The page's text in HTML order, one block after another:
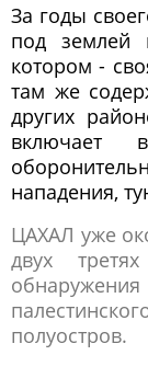
За годы
под землей
котором -
там же
других
включает
нападения,
ЦАХАЛ уже
двух
полуостров.